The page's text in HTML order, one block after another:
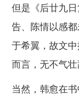
但是《后廿九
告、陈情以感
于希翼，故文
而言，无不气
当然，韩愈在